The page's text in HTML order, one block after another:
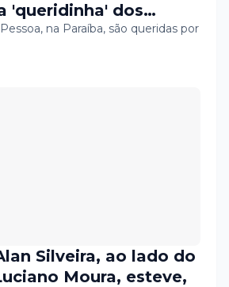
'queridinha' dos
na Paraíba, são queridas por
Silveira, ao lado do
Moura, esteve,